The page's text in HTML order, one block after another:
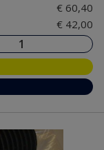
€ 60,40
€ 42,00